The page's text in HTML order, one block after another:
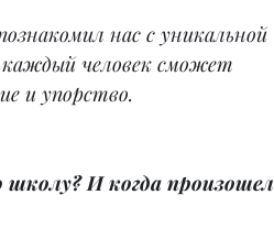
нас с уникальной
каждый человек сможет
и упорство.
И когда произошел